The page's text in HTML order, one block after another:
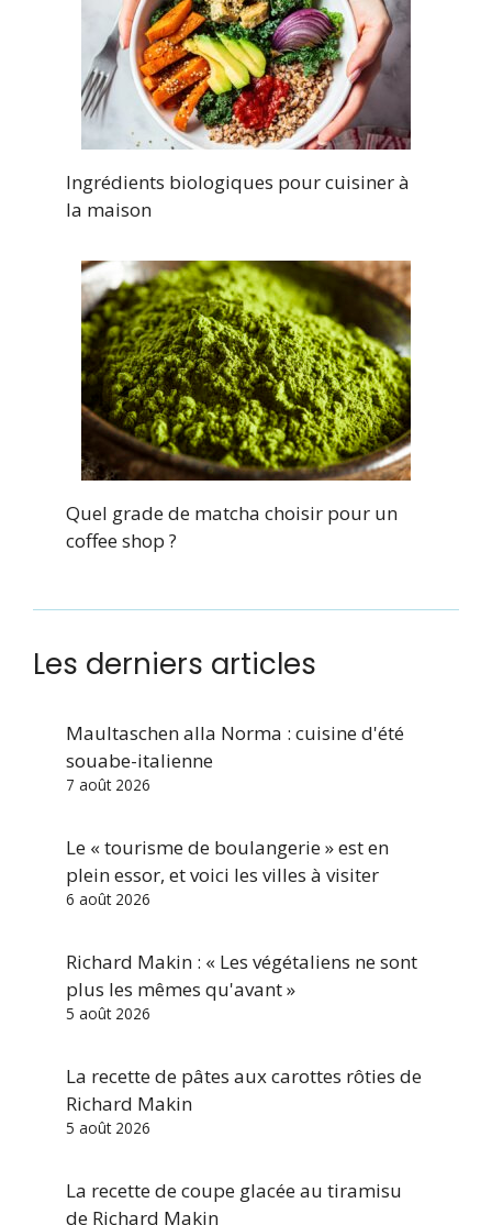
Ingrédients biologiques pour cuisiner à
la maison
Quel grade de matcha choisir pour un
coffee shop ?
Les derniers articles
Maultaschen alla Norma : cuisine d'été
souabe-italienne
7 août 2026
Le « tourisme de boulangerie » est en
plein essor, et voici les villes à visiter
6 août 2026
Richard Makin : « Les végétaliens ne sont
plus les mêmes qu'avant »
5 août 2026
La recette de pâtes aux carottes rôties de
Richard Makin
5 août 2026
La recette de coupe glacée au tiramisu
de Richard Makin